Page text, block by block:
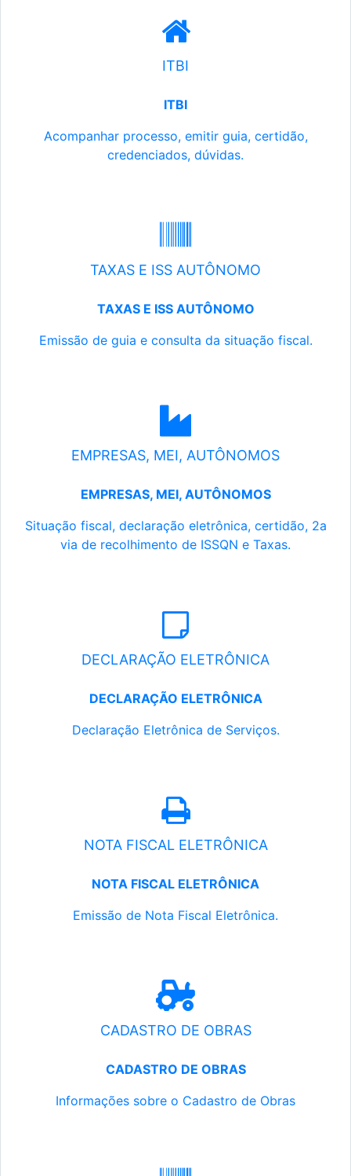
ITBI
ITBI
Acompanhar processo, emitir guia, certidão,
credenciados, dúvidas.
TAXAS E ISS AUTÔNOMO
TAXAS E ISS AUTÔNOMO
Emissão de guia e consulta da situação fiscal.
EMPRESAS, MEI, AUTÔNOMOS
EMPRESAS, MEI, AUTÔNOMOS
Situação fiscal, declaração eletrônica, certidão, 2a
via de recolhimento de ISSQN e Taxas.
DECLARAÇÃO ELETRÔNICA
DECLARAÇÃO ELETRÔNICA
Declaração Eletrônica de Serviços.
NOTA FISCAL ELETRÔNICA
NOTA FISCAL ELETRÔNICA
Emissão de Nota Fiscal Eletrônica.
CADASTRO DE OBRAS
CADASTRO DE OBRAS
Informações sobre o Cadastro de Obras